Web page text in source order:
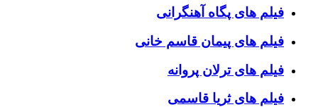
فیلم های پگاه آهنگرانی
فیلم های پیمان قاسم خانی
فیلم های ترلان پروانه
فیلم های ثریا قاسمی